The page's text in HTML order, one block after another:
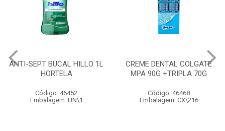
ANTI-SEPT BUCAL HILLO 1L
HORTELA
Código: 46452
Embalagem: UN\1
CREME DENTAL COLGATE
MPA 90G +TRIPLA 70G
Código: 46468
Embalagem: CX\216